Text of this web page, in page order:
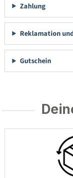
Zahlung
Reklamation
Gutschein